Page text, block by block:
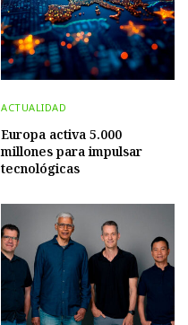
ACTUALIDAD
Europa activa 5.000
millones para impulsar
tecnológicas